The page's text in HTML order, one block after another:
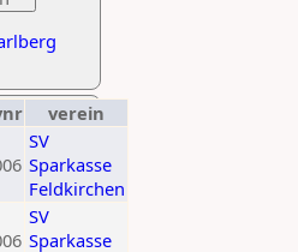
verein
SV
Sparkasse
Feldkirchen
SV
Sparkasse